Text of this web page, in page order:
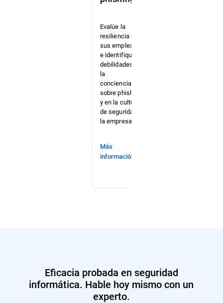
Evalúe la
resiliencia de
sus empleados
e identifique
debilidades en
la
concienciación
sobre phishing
y en la cultura
de seguridad de
la empresa.
Más
información
Eficacia probada en seguridad
informática. Hable hoy mismo con un
experto.